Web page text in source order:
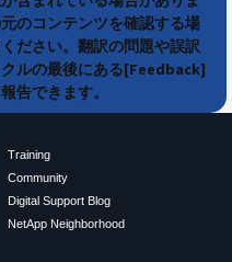
のコンテンツを確認する場
ださい。翻訳の問題や誤訳
ルの最後にある[Feedback]
告できます。
Training
Community
Digital Support Blog
NetApp Neighborhood